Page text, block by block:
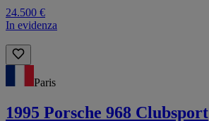
24.500 €
In evidenza
Paris
1995 Porsche 968 Clubsport